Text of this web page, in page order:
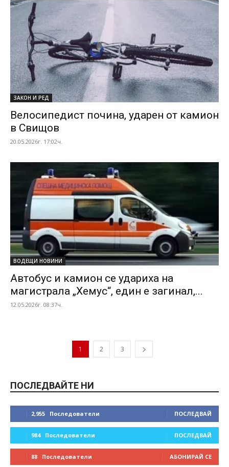
ЗАКОН И РЕД
Велосипедист почина, ударен от камион
в Свищов
20.05.2026г. 17:02ч.
ВОДЕЩИ НОВИНИ
Автобус и камион се удариха на
магистрала „Хемус“, един е загинал,...
12.05.2026г. 08:37ч.
1 2 3
ПОСЛЕДВАЙТЕ НИ
2,955 Последователи ПОСЛЕДВАЙ
984 Последователи ПОСЛЕДВАЙ
88 Последователи АБОНИРАЙ СЕ